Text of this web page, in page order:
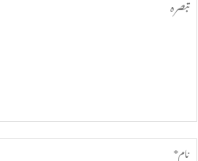
تبصرہ